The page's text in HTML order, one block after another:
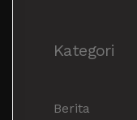
Kategori
Berita